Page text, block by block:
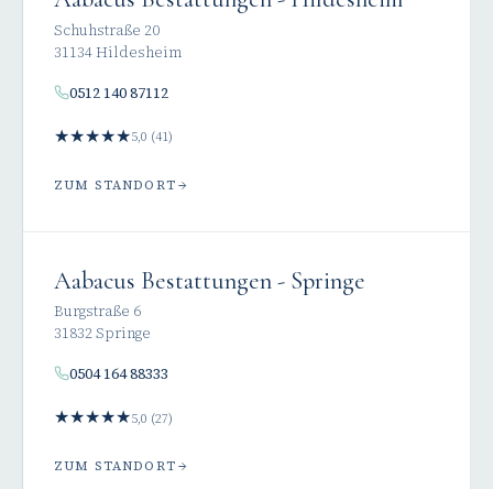
Schuhstraße 20
31134 Hildesheim
0512 140 87112
★★★★★5,0 (41)
ZUM STANDORT
Aabacus Bestattungen - Springe
Burgstraße 6
31832 Springe
0504 164 88333
★★★★★5,0 (27)
ZUM STANDORT